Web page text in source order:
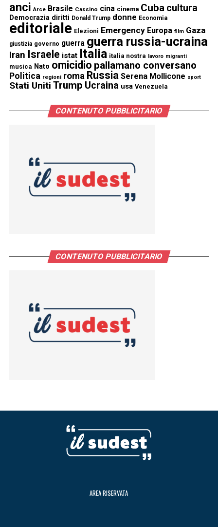
anci Arce Brasile Cassino cina cinema Cuba cultura
Democrazia diritti Donald Trump donne Economia
editoriale Elezioni Emergency Europa film Gaza
giustizia governo guerra guerra russia-ucraina
Iran Israele istat Italia italia nostra lavoro migranti
musica Nato omicidio pallamano conversano
Politica regioni roma Russia Serena Mollicone sport
Stati Uniti Trump Ucraina usa Venezuela
CONTENUTO PUBBLICITARIO
CONTENUTO PUBBLICITARIO
AREA RISERVATA